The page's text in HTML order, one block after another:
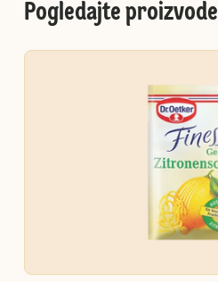
Pogledajte proizvode